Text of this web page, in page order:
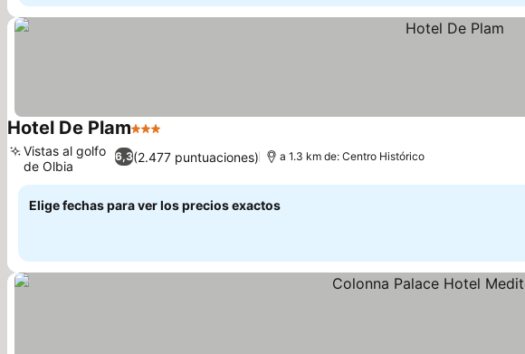
Hotel De Plam3 Estrellas
6,3(2.477 puntuaciones)
Vistas al golfo
de Olbia
a 1.3 km de: Centro Histórico
Elige fechas para ver los precios exactos